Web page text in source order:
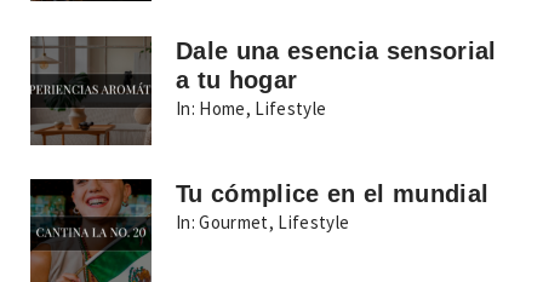
Dale una esencia sensorial
a tu hogar
In: Home, Lifestyle
Tu cómplice en el mundial
In: Gourmet, Lifestyle